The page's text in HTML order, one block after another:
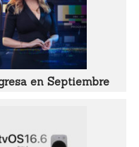
en Septiembre